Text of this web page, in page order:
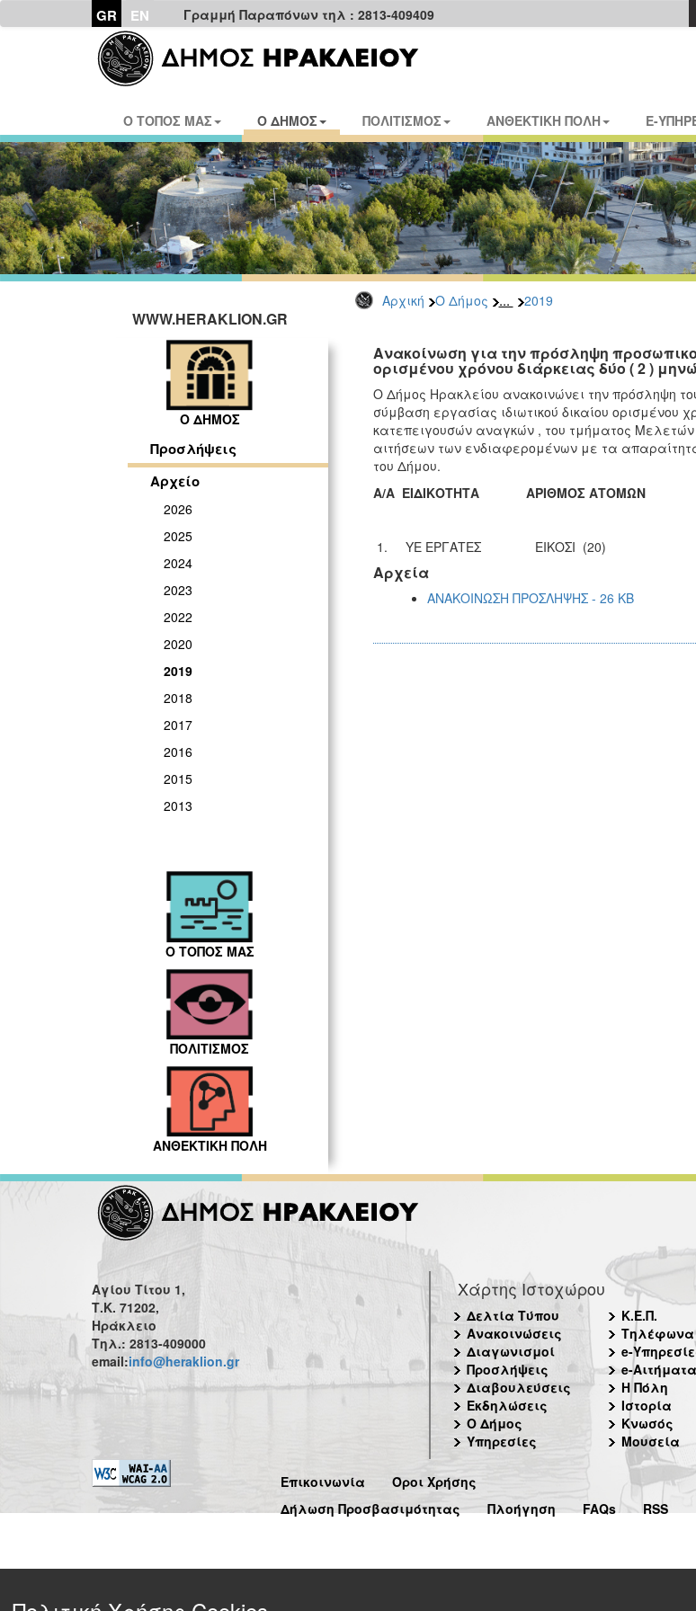
GR EN Γραμμή Παραπόνων τηλ : 2813-409409
Ο ΤΟΠΟΣ ΜΑΣ Ο ΔΗΜΟΣ ΠΟΛΙΤΙΣΜΟΣ ΑΝΘΕΚΤΙΚΗ ΠΟΛΗ E-
Αρχική Ο Δήμος ... 2019
WWW.HERAKLION.GR
Ο ΔΗΜΟΣ
Προσλήψεις
Αρχείο
2026
2025
2024
2023
2022
2020
2019
2018
2017
2016
2015
2013
Ο ΤΟΠΟΣ ΜΑΣ
ΠΟΛΙΤΙΣΜΟΣ
ΑΝΘΕΚΤΙΚΗ ΠΟΛΗ
Ανακοίνωση για την πρόσληψη
ορισμένου χρόνου διάρκειας δύο ( 2 )
Ο Δήμος Ηρακλείου ανακοινώνει την πρόσληψη
σύμβαση εργασίας ιδιωτικού δικαίου ορισμένου
κατεπειγουσών αναγκών , του τμήματος
αιτήσεων των ενδιαφερομένων με τα
του Δήμου.
Α/Α ΕΙΔΙΚΟΤΗΤΑ ΑΡΙΘΜΟΣ ΑΤΟΜΩΝ
1. ΥΕ ΕΡΓΑΤΕΣ ΕΙΚΟΣΙ (20)
Αρχεία
ΑΝΑΚΟΙΝΩΣΗ ΠΡΟΣΛΗΨΗΣ - 26 KB
Αγίου Τίτου 1,
Τ.Κ. 71202,
Ηράκλειο
Τηλ.: 2813-409000
email:info@heraklion.gr
Χάρτης Ιστοχώρου
Δελτία Τύπου
Ανακοινώσεις
Διαγωνισμοί
Προσλήψεις
Διαβουλεύσεις
Εκδηλώσεις
Ο Δήμος
Υπηρεσίες
Κ.Ε.Π.
Τηλέφωνα
e-
e-Αιτήματα
Η Πόλη
Ιστορία
Κνωσός
Μουσεία
Επικοινωνία
Όροι Χρήσης
Δήλωση Προσβασιμότητας
Πλοήγηση FAQs RSS